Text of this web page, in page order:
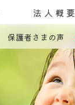
法人概要
保護者さまの声